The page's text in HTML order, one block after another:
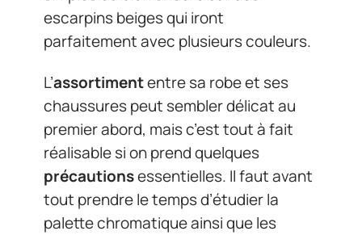
escarpins beiges qui iront
parfaitement avec plusieurs couleurs.
L’assortimententre sa robe et ses
chaussures peut sembler délicat au
premier abord, mais c’est tout à fait
réalisable si on prend quelques
précautionsessentielles. Il faut avant
tout prendre le temps d’étudier la
palette chromatique ainsi que les